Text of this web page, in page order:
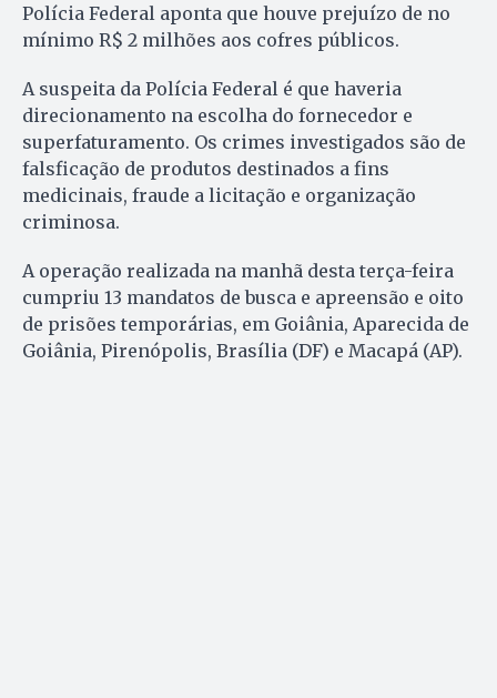
Polícia Federal aponta que houve prejuízo de no
mínimo R$ 2 milhões aos cofres públicos.
A suspeita da Polícia Federal é que haveria
direcionamento na escolha do fornecedor e
superfaturamento. Os crimes investigados são de
falsficação de produtos destinados a fins
medicinais, fraude a licitação e organização
criminosa.
A operação realizada na manhã desta terça-feira
cumpriu 13 mandatos de busca e apreensão e oito
de prisões temporárias, em Goiânia, Aparecida de
Goiânia, Pirenópolis, Brasília (DF) e Macapá (AP).